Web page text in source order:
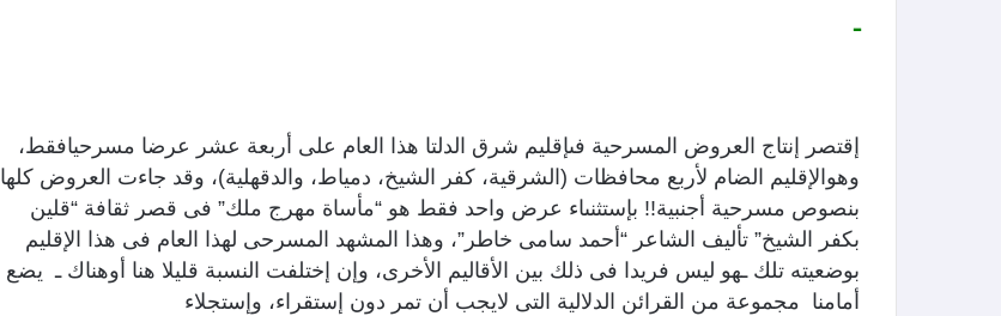
ـ
إقتصر إنتاج العروض المسرحية فىإقليم شرق الدلتا هذا العام على أربعة عشر عرضا مسرحيافقط،
وهوالإقليم الضام لأربع محافظات (الشرقية، كفر الشيخ، دمياط، والدقهلية)، وقد جاءت العروض كلها
بنصوص مسرحية أجنبية!! بإستثنىاء عرض واحد فقط هو “مأساة مهرج ملك” فى قصر ثقافة “قلين
بكفر الشيخ” تأليف الشاعر “أحمد سامى خاطر”، وهذا المشهد المسرحى لهذا العام فى هذا الإقليم
بوضعيته تلك ـهو ليس فريدا فى ذلك بين الأقاليم الأخرى، وإن إختلفت النسبة قليلا هنا أوهناك ـ يضع
أمامنا مجموعة من القرائن الدلالية التى لايجب أن تمر دون إستقراء، وإستجلاء